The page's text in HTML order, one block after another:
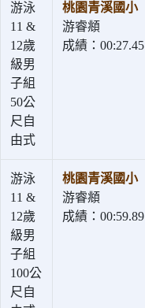
游泳
11 &
12歲
級男
子組
50公
尺自
由式
桃園青溪國小
游睿頫
成績：00:27.45
游泳
11 &
12歲
級男
子組
100公
尺自
桃園青溪國小
游睿頫
成績：00:59.89